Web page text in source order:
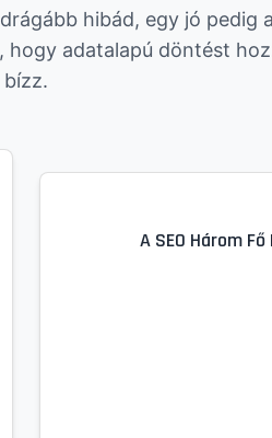
hibád, egy jó pedig
adatalapú döntést
bízz.
A SEO Három